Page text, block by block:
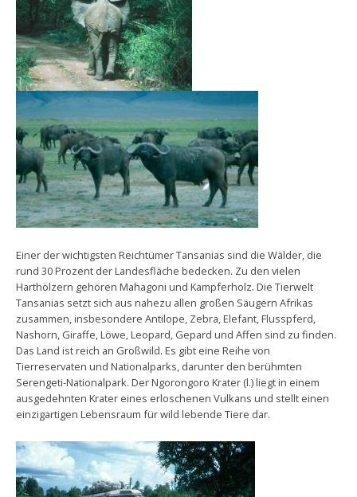
Einer der wichtigsten Reichtümer Tansanias sind die Wälder, die
rund 30 Prozent der Landesfläche bedecken. Zu den vielen
Harthölzern gehören Mahagoni und Kampferholz. Die Tierwelt
Tansanias setzt sich aus nahezu allen großen Säugern Afrikas
zusammen, insbesondere Antilope, Zebra, Elefant, Flusspferd,
Nashorn, Giraffe, Löwe, Leopard, Gepard und Affen sind zu finden.
Das Land ist reich an Großwild. Es gibt eine Reihe von
Tierreservaten und Nationalparks, darunter den berühmten
Serengeti-Nationalpark. Der Ngorongoro Krater (l.) liegt in einem
ausgedehnten Krater eines erloschenen Vulkans und stellt einen
einzigartigen Lebensraum für wild lebende Tiere dar.